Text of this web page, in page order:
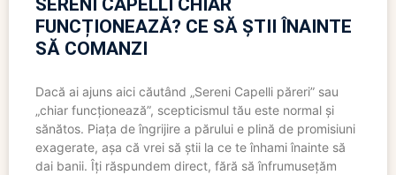
SERENI CAPELLI CHIAR
FUNCȚIONEAZĂ? CE SĂ ȘTII ÎNAINTE
SĂ COMANZI
Dacă ai ajuns aici căutând „Sereni Capelli păreri” sau
„chiar funcționează”, scepticismul tău este normal și
sănătos. Piața de îngrijire a părului e plină de promisiuni
exagerate, așa că vrei să știi la ce te înhami înainte să
dai banii. Îți răspundem direct, fără să înfrumusețăm